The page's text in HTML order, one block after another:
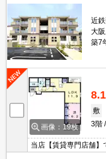
近
大
築7
画像：19枚
8.1
敷
3階
当店【賃貸専門店舗】
い！どこにある物件で